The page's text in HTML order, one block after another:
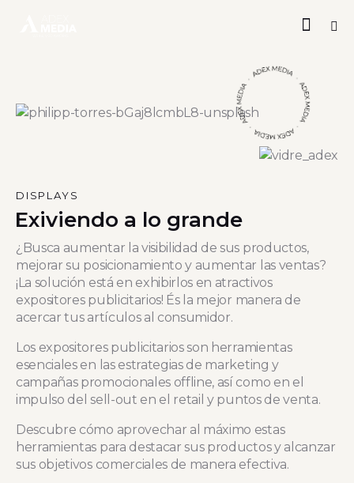
DISPLAYS
Exiviendo a lo grande
¿Busca aumentar la visibilidad de sus productos,
mejorar su posicionamiento y aumentar las ventas?
¡La solución está en exhibirlos en atractivos
expositores publicitarios! És la mejor manera de
acercar tus artículos al consumidor.
Los expositores publicitarios son herramientas
esenciales en las estrategias de marketing y
campañas promocionales offline, así como en el
impulso del sell-out en el retail y puntos de venta.
Descubre cómo aprovechar al máximo estas
herramientas para destacar sus productos y alcanzar
sus objetivos comerciales de manera efectiva.